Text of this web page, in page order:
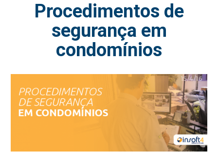
Procedimentos de
segurança em
condomínios
15/4/16